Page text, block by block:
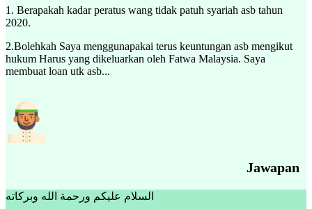
1. Berapakah kadar peratus wang tidak patuh syariah asb tahun
2020.
2.Bolehkah Saya menggunapakai terus keuntungan asb mengikut
hukum Harus yang dikeluarkan oleh Fatwa Malaysia. Saya
membuat loan utk asb...
Jawapan